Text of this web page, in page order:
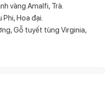
vàng Amalfi, Trà.
Hoa đại.
Gỗ tuyết tùng Virginia,